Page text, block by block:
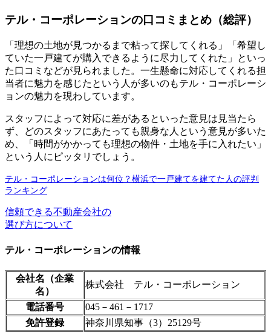
テル・コーポレーションの口コミまとめ（総評）
「理想の土地が見つかるまで粘って探してくれる」「希望し
ていた一戸建てが購入できるように尽力してくれた」といっ
た口コミなどが見られました。一生懸命に対応してくれる担
当者に魅力を感じたという人が多いのもテル・コーポレーシ
ョンの魅力を現わしています。
スタッフによって対応に差があるといった意見は見当たら
ず、どのスタッフにあたっても親身な人という意見が多いた
め、「時間がかかっても理想の物件・土地を手に入れたい」
という人にピッタリでしょう。
テル・コーポレーションは何位？横浜で一戸建てを建てた人の評判
ランキング
信頼できる不動産会社の
選び方について
テル・コーポレーションの情報
会社名（企業
名）
株式会社 テル・コーポレーション
電話番号
045－461－1717
免許登録
神奈川県知事（3）25129号